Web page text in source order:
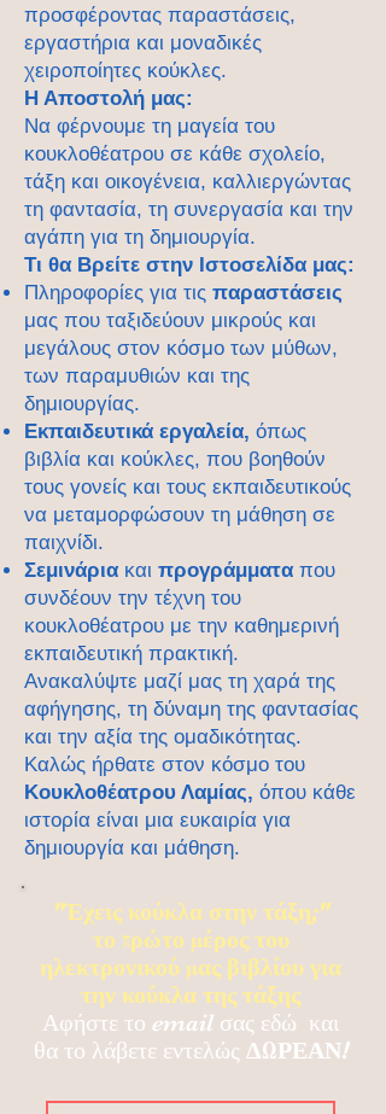
προσφέροντας παραστάσεις,
εργαστήρια και μοναδικές
χειροποίητες κούκλες.
Η Αποστολή μας:
Να φέρνουμε τη μαγεία του
κουκλοθέατρου σε κάθε σχολείο,
τάξη και οικογένεια, καλλιεργώντας
τη φαντασία, τη συνεργασία και την
αγάπη για τη δημιουργία.
Τι θα Βρείτε στην Ιστοσελίδα μας:
Πληροφορίες για τις παραστάσεις
μας που ταξιδεύουν μικρούς και
μεγάλους στον κόσμο των μύθων,
των παραμυθιών και της
δημιουργίας.
Εκπαιδευτικά εργαλεία, όπως
βιβλία και κούκλες, που βοηθούν
τους γονείς και τους εκπαιδευτικούς
να μεταμορφώσουν τη μάθηση σε
παιχνίδι.
Σεμινάρια και προγράμματα που
συνδέουν την τέχνη του
κουκλοθέατρου με την καθημερινή
εκπαιδευτική πρακτική.
Ανακαλύψτε μαζί μας τη χαρά της
αφήγησης, τη δύναμη της φαντασίας
και την αξία της ομαδικότητας.
Καλώς ήρθατε στον κόσμο του
Κουκλοθέατρου Λαμίας, όπου κάθε
ιστορία είναι μια ευκαιρία για
δημιουργία και μάθηση.
"Έχεις κούκλα στην τάξη;"
το πρώτο μέρος του
ηλεκτρονικού μας βιβλίου για
την κούκλα της τάξης
Αφήστε το email σας εδώ και
θα το λάβετε εντελώς ΔΩΡΕΑΝ!